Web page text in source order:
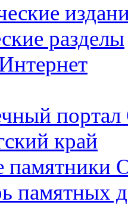
разделы
портал
край
памятных